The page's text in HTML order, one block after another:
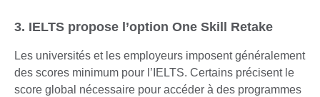
3. IELTS propose l’option One Skill Retake
Les universités et les employeurs imposent généralement
des scores minimum pour l’IELTS. Certains précisent le
score global nécessaire pour accéder à des programmes